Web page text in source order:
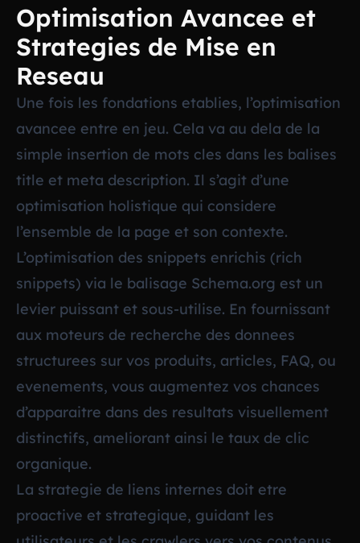
Optimisation Avancee et
Strategies de Mise en
Reseau
Une fois les fondations etablies, l’optimisation
avancee entre en jeu. Cela va au dela de la
simple insertion de mots cles dans les balises
title et meta description. Il s’agit d’une
optimisation holistique qui considere
l’ensemble de la page et son contexte.
L’optimisation des snippets enrichis (rich
snippets) via le balisage Schema.org est un
levier puissant et sous-utilise. En fournissant
aux moteurs de recherche des donnees
structurees sur vos produits, articles, FAQ, ou
evenements, vous augmentez vos chances
d’apparaitre dans des resultats visuellement
distinctifs, ameliorant ainsi le taux de clic
organique.
La strategie de liens internes doit etre
proactive et strategique, guidant les